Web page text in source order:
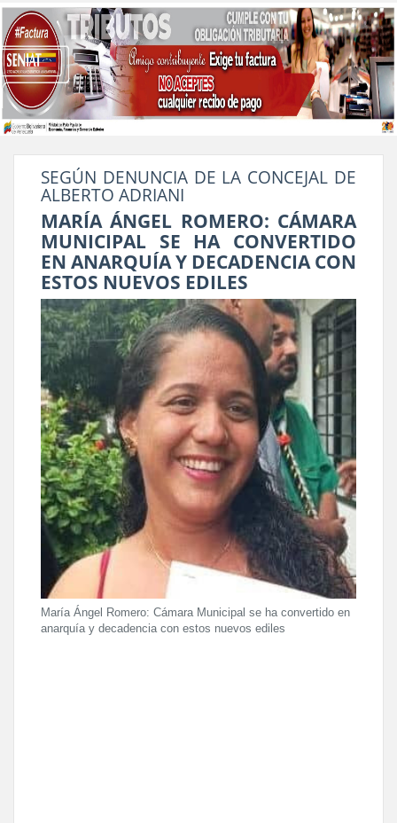
SEGÚN DENUNCIA DE LA CONCEJAL DE
ALBERTO ADRIANI
MARÍA ÁNGEL ROMERO: CÁMARA
MUNICIPAL SE HA CONVERTIDO
EN ANARQUÍA Y DECADENCIA CON
ESTOS NUEVOS EDILES
María Ángel Romero: Cámara Municipal se ha convertido en
anarquía y decadencia con estos nuevos ediles